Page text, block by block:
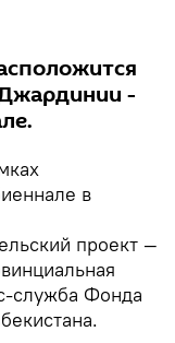
-
в
проект —
служба Фонда